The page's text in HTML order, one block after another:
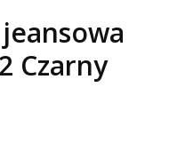
Czarny